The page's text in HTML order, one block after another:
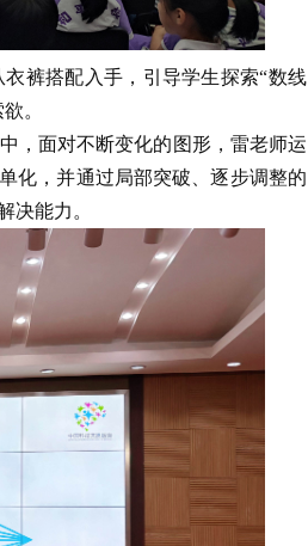
裤搭配入手，引导学生探索“数线
。
，面对不断变化的图形，雷老师运
化，并通过局部突破、逐步调整的
决能力。